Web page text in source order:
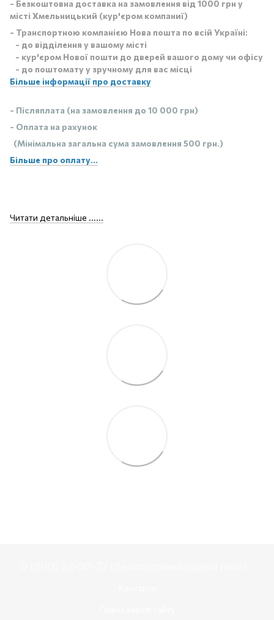
- Безкоштовна доставка на замовлення від 1000 грн у
місті Хмельницький (кур'єром компаниї)
- Транспортною компанією Нова пошта по всій Україні:
- до відділення у вашому місті
- кур'єром Нової пошти до дверей вашого дому чи офісу
- до поштомату у зручному для вас місці
Більше інформації про доставку
- Післяплата (на замовлення до 10 000 грн)
- Оплата на рахунок
(Мінімальна загальна сума замовлення 500 грн.)
Більше про оплату...
Читати детальніше ......